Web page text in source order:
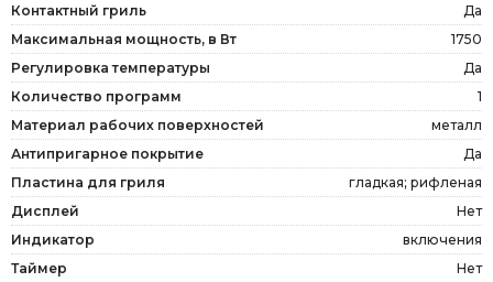
Контактный гриль
Да
Максимальная мощность, в Вт
1750
Регулировка температуры
Да
Количество программ
1
Материал рабочих поверхностей
металл
Антипригарное покрытие
Да
Пластина для гриля
гладкая; рифленая
Дисплей
Нет
Индикатор
включения
Таймер
Нет